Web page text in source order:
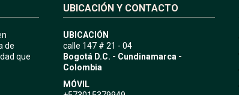
de
que
UBICACIÓN Y CONTACTO
UBICACIÓN
calle 147 # 21 - 04
Bogotá D.C. - Cundinamarca -
Colombia
MÓVIL